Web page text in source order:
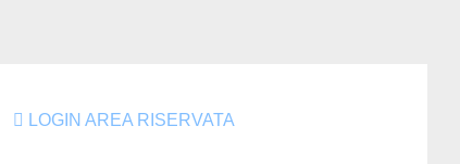
LOGIN AREA RISERVATA